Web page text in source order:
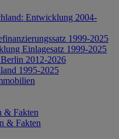
Entwicklung 2004-
1999-2025
Einlagesatz 1999-2025
2012-2026
1995-2025
& Fakten
& Fakten